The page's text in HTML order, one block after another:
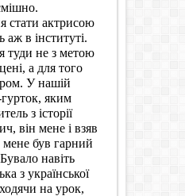
стати актрисою
аж в інституті.
туди не з метою
а для того
У нашій
гурток, яким
з історії
він мене і взяв
був гарний
навіть
з української
на урок,